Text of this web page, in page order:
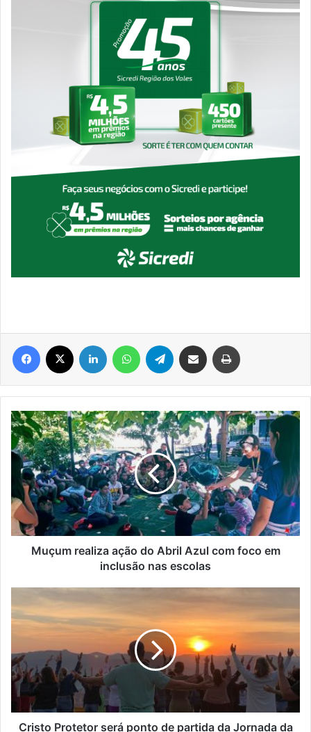
Facebook Linkedin WhatsAppTelegram Compartilhar via e-mail
Muçum
realiza
ação
do
Abril
Azul
com
foco
em
inclusãoMuçum realiza ação do Abril Azul com foco em
inclusão nas escolas
Protetor
será
ponto
de
partida
da
Jornada
da
Espiritualidade
Cristo Protetor será ponto de partida da Jornada da